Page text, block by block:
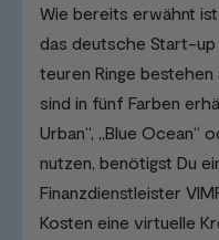
Wie bereits erwähnt
das deutsche Start-up
teuren Ringe
sind in fünf Farben
Urban“, „Blue Ocean“
nutzen, benötigst Du
Finanzdienstleister
Kosten eine virtuelle